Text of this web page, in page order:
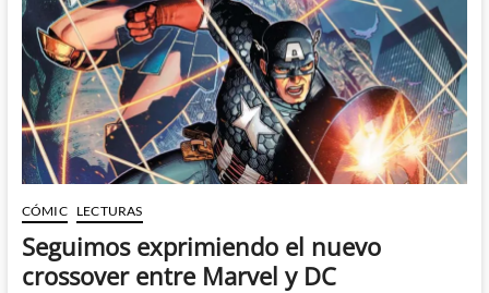
y
Absolute
Batman
CÓMIC LECTURAS
Seguimos exprimiendo el nuevo
crossover entre Marvel y DC